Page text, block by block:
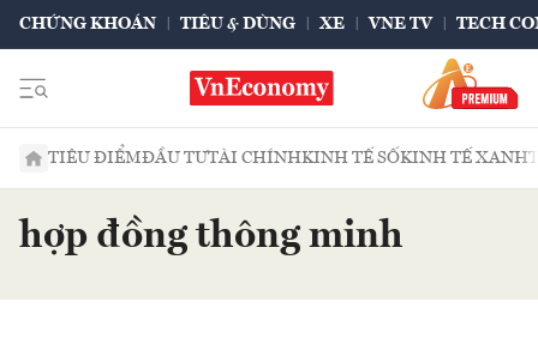
CHỨNG KHOÁN TIÊU & DÙNG XE VNE TV TECH
TIÊU ĐIỂMĐẦU TƯTÀI CHÍNHKINH TẾ SỐKINH TẾ XANH
hợp đồng thông minh